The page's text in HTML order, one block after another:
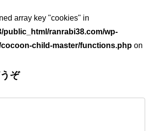
array key "cookies" in
public_html/ranrabi38.com/wp-
child-master/functions.php on
ぞ